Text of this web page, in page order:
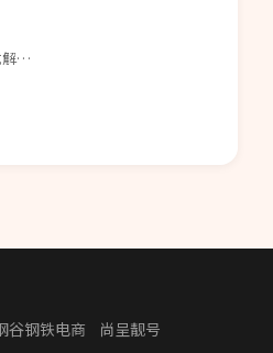
解…
谷钢铁电商
尚呈靓号